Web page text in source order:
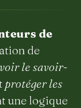
de
de
le savoir-
protéger les
une logique